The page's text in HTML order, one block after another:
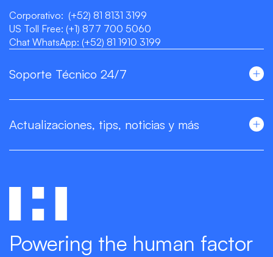
Corporativo: (+52) 81 8131 3199
US Toll Free: (+1) 877 700 5060
Chat WhatsApp: (+52) 81 1910 3199
Soporte Técnico 24/7
Actualizaciones, tips, noticias y más
Powering the human factor